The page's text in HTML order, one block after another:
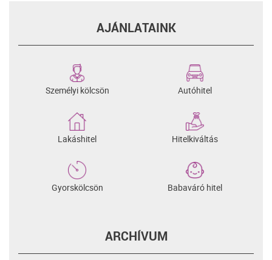
AJÁNLATAINK
Személyi kölcsön Autóhitel
Lakáshitel Hitelkiváltás
Gyorskölcsön Babaváró hitel
ARCHÍVUM